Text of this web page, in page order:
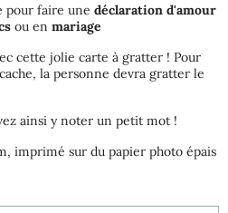
pour faire une déclaration d'amour
ou en mariage
cette jolie carte à gratter ! Pour
la personne devra gratter le
ainsi y noter un petit mot !
imprimé sur du papier photo épais